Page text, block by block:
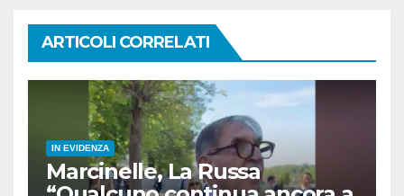
ARTICOLI CORRELATI
IN EVIDENZA
Marcinelle, La Russa